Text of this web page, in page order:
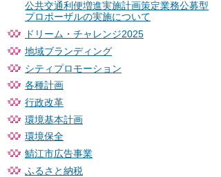
公共交通利便増進実施計画策定業務公募型
プロポーザルの実施について
ドリーム・チャレンジ2025
地域ブランディング
シティプロモーション
各種計画
行政改革
環境基本計画
環境保全
鯖江市広告事業
ふるさと納税